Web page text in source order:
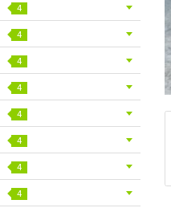
4
4
4
4
4
4
4
4